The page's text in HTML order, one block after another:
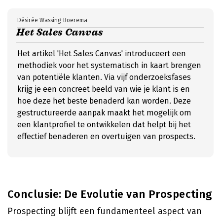
Het Sales Canvas
Désirée Wassing-Boerema
Het artikel 'Het Sales Canvas' introduceert een
methodiek voor het systematisch in kaart brengen
van potentiële klanten. Via vijf onderzoeksfases
krijg je een concreet beeld van wie je klant is en
hoe deze het beste benaderd kan worden. Deze
gestructureerde aanpak maakt het mogelijk om
een klantprofiel te ontwikkelen dat helpt bij het
effectief benaderen en overtuigen van prospects.
Conclusie: De Evolutie van Prospecting
Prospecting blijft een fundamenteel aspect van